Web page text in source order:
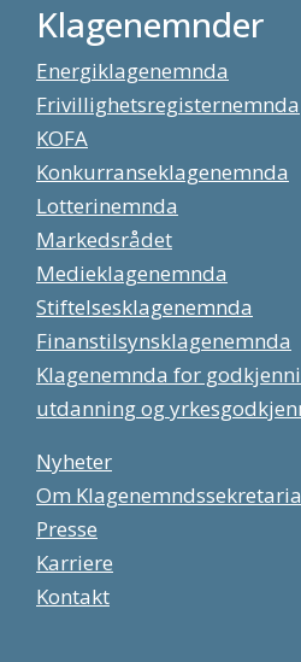
Klagenemnder
Energiklagenemnda
Frivillighetsregisternemnda
KOFA
Konkurranseklagenemnda
Lotterinemnda
Markedsrådet
Medieklagenemnda
Stiftelsesklagenemnda
Finanstilsynsklagenemnda
Klagenemnda for
utdanning og
Nyheter
Om
Presse
Karriere
Kontakt